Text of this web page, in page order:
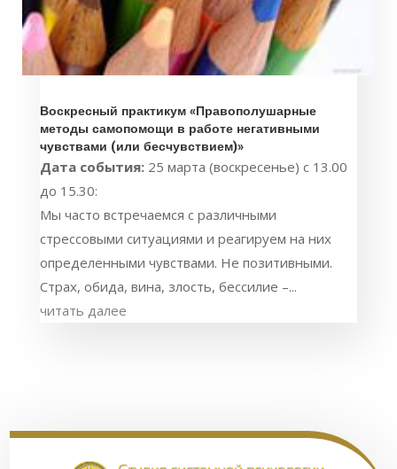
Воскресный практикум «Правополушарные
методы самопомощи в работе негативными
чувствами (или бесчувствием)»
Дата события: 25 марта (воскресенье) с 13.00
до 15.30:
Мы часто встречаемся с различными
стрессовыми ситуациями и реагируем на них
определенными чувствами. Не позитивными.
Страх, обида, вина, злость, бессилие –...
читать далее